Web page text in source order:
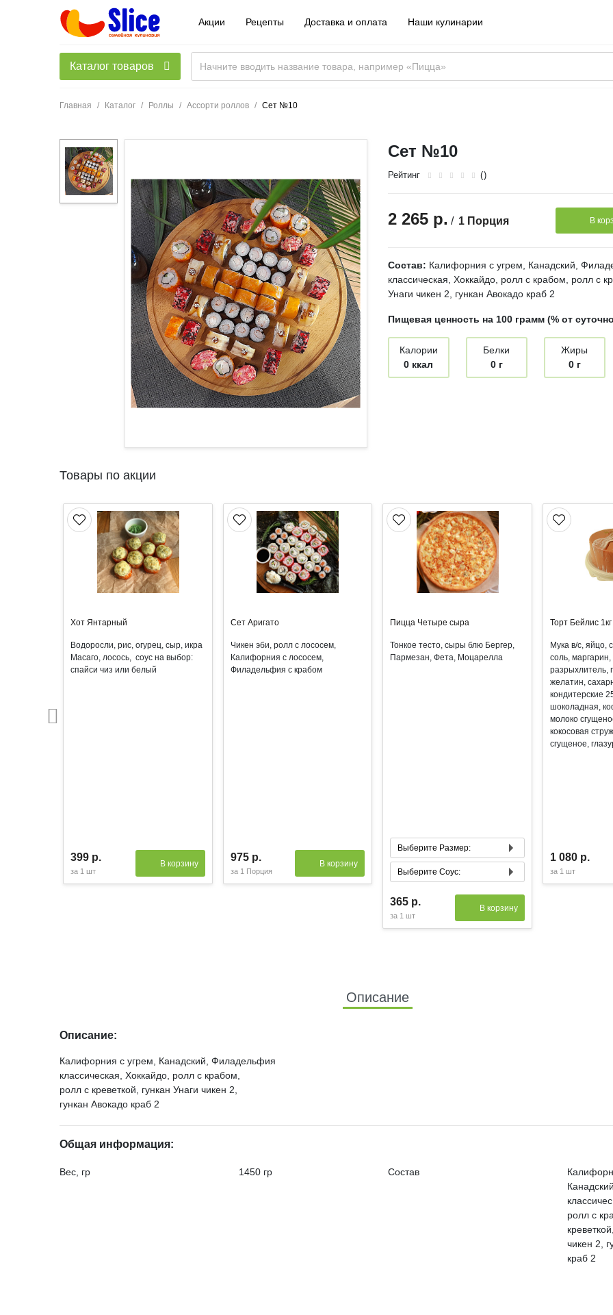
Акции Рецепты Доставка и оплата Наши кулинарии
Каталог товаров
Главная Каталог Роллы Ассорти роллов Сет №10
Сет №10
Рейтинг ()
2 265 р. / 1 Порция В
Состав: Калифорния с угрем, Канадский,
классическая, Хоккайдо, ролл с крабом, ролл с
Унаги чикен 2, гункан Авокадо краб 2
Пищевая ценность на 100 грамм (% от
Калории
0 ккал
Белки
0 г
Жиры
0 г
Товары по акции
Хот Янтарный
Водоросли, рис, огурец, сыр, икра
Масаго, лосось, соус на выбор:
спайси чиз или белый
399 р.
за 1 шт
В корзину
Сет Аригато
Чикен эби, ролл с лососем,
Калифорния с лососем,
Филадельфия с крабом
975 р.
за 1 Порция
В корзину
Пицца Четыре сыра
Тонкое тесто, сыры блю Бергер,
Пармезан, Фета, Моцарелла
Выберите Размер:
Маленькая 21 см
Выберите Соус:
Соус Томатный
365 р.
за 1 шт
В корзину
Торт Бейлис 1кг
Мука в/с, яйцо,
соль,
разрыхлитель,
желатин,
кондитерские
шоколадная,
молоко
кокосовая
сгущеное,
1 080 р.
за 1 шт
Описание
Описание:
Калифорния с угрем, Канадский, Филадельфия
классическая, Хоккайдо, ролл с крабом,
ролл с креветкой, гункан Унаги чикен 2,
гункан Авокадо краб 2
Общая информация:
Вес, гр 1450 гр Состав
ролл с
чикен 2,
краб 2